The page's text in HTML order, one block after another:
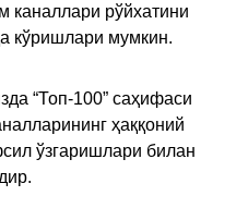
каналлари рўйхатини
кўришлари мумкин.
“Топ-100” саҳифаси
ҳаққоний
ўзгаришлари билан